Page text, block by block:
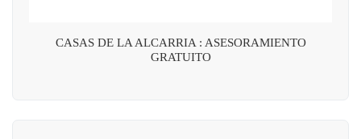
CASAS DE LA ALCARRIA : ASESORAMIENTO
GRATUITO